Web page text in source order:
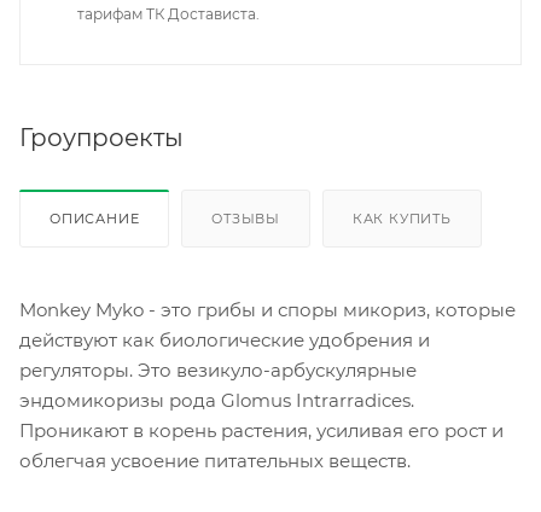
тарифам ТК Достависта.
Гроупроекты
ОПИСАНИЕ ОТЗЫВЫ КАК КУПИТЬ
Monkey Myko - это грибы и споры микориз, которые
действуют как биологические удобрения и
регуляторы. Это везикуло-арбускулярные
эндомикоризы рода Glomus Intrarradices.
Проникают в корень растения, усиливая его рост и
облегчая усвоение питательных веществ.